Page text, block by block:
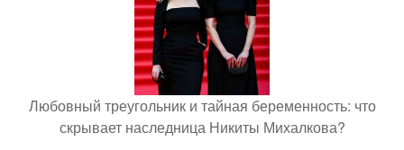
Любовный треугольник и тайная беременность: что
скрывает наследница Никиты Михалкова?